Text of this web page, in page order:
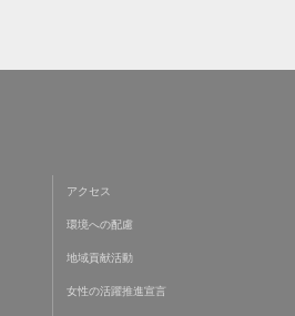
アクセス
環境への配慮
地域貢献活動
女性の活躍推進宣言